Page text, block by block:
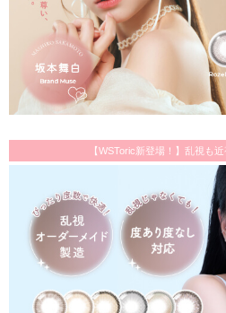
【WSToric新登場！】乱視も